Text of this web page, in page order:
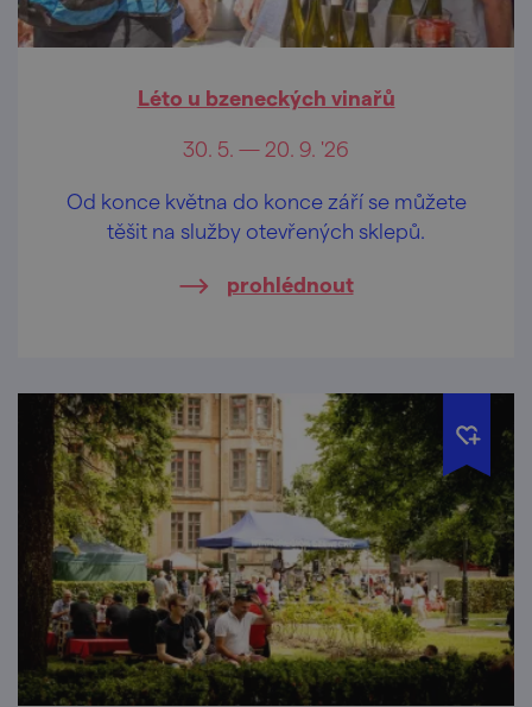
Léto u bzeneckých vinařů
30. 5. — 20. 9. '26
Od konce května do konce září se můžete
těšit na služby otevřených sklepů.
prohlédnout